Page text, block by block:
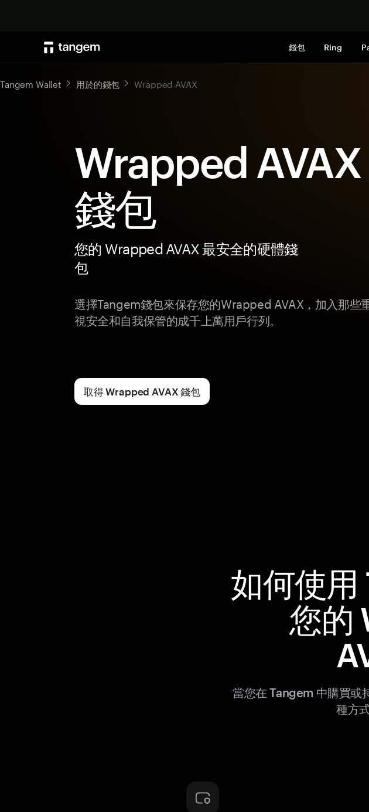
錢包 Ring
Tangem Wallet 用於的錢包 Wrapped AVAX
Wrapped AVAX
錢包
您的 Wrapped AVAX 最安全的硬體錢
包
選擇Tangem錢包來保存您的Wrapped AVAX，加入那些
視安全和自我保管的成千上萬用戶行列。
取得 Wrapped AVAX 錢包
如何使用
您的
當您在 Tangem 中購買或
種方